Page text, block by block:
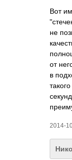
Вот
не
от
в
2014-